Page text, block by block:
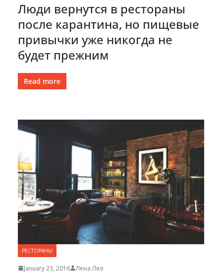
Люди вернутся в рестораны
после карантина, но пищевые
привычки уже никогда не
будет прежним
Read more
РЕСТОРАНЫ
January 23, 2016 Лена Лeо